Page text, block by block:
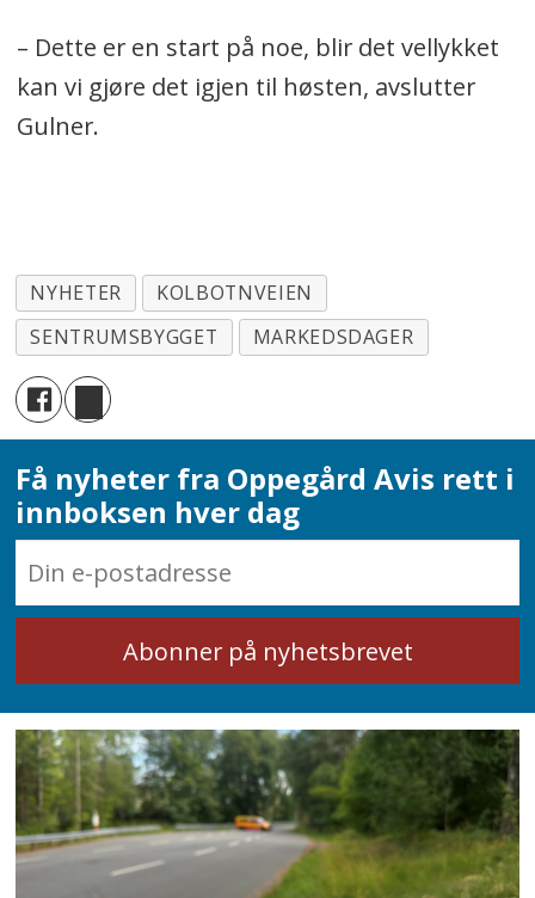
– Dette er en start på noe, blir det vellykket
kan vi gjøre det igjen til høsten, avslutter
Gulner.
NYHETER
KOLBOTNVEIEN
SENTRUMSBYGGET
MARKEDSDAGER
Få nyheter fra Oppegård Avis rett i
innboksen hver dag